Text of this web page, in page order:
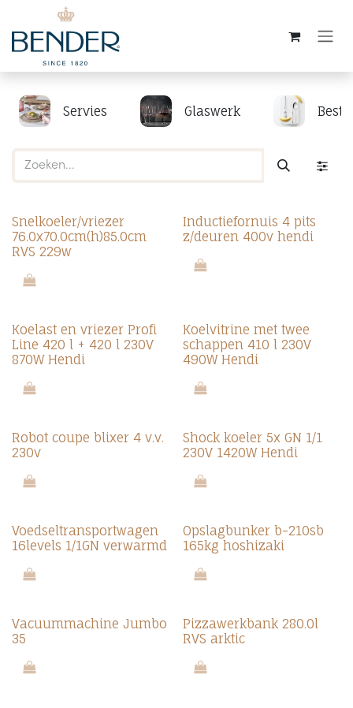
Overslaan naar inhoud
Servies Glaswerk
Snelkoeler/vriezer
76.0x70.0cm(h)85.0cm
RVS 229w
Inductiefornuis 4 pits
z/deuren 400v hendi
Koelast en vriezer Profi
Line 420 l + 420 l 230V
870W Hendi
Koelvitrine met twee
schappen 410 l 230V
490W Hendi
Robot coupe blixer 4 v.v.
230v
Shock koeler 5x GN 1/1
230V 1420W Hendi
Voedseltransportwagen
16levels 1/1GN verwarmd
Opslagbunker b-210sb
165kg hoshizaki
Vacuummachine Jumbo
35
Pizzawerkbank 280.0l
RVS arktic